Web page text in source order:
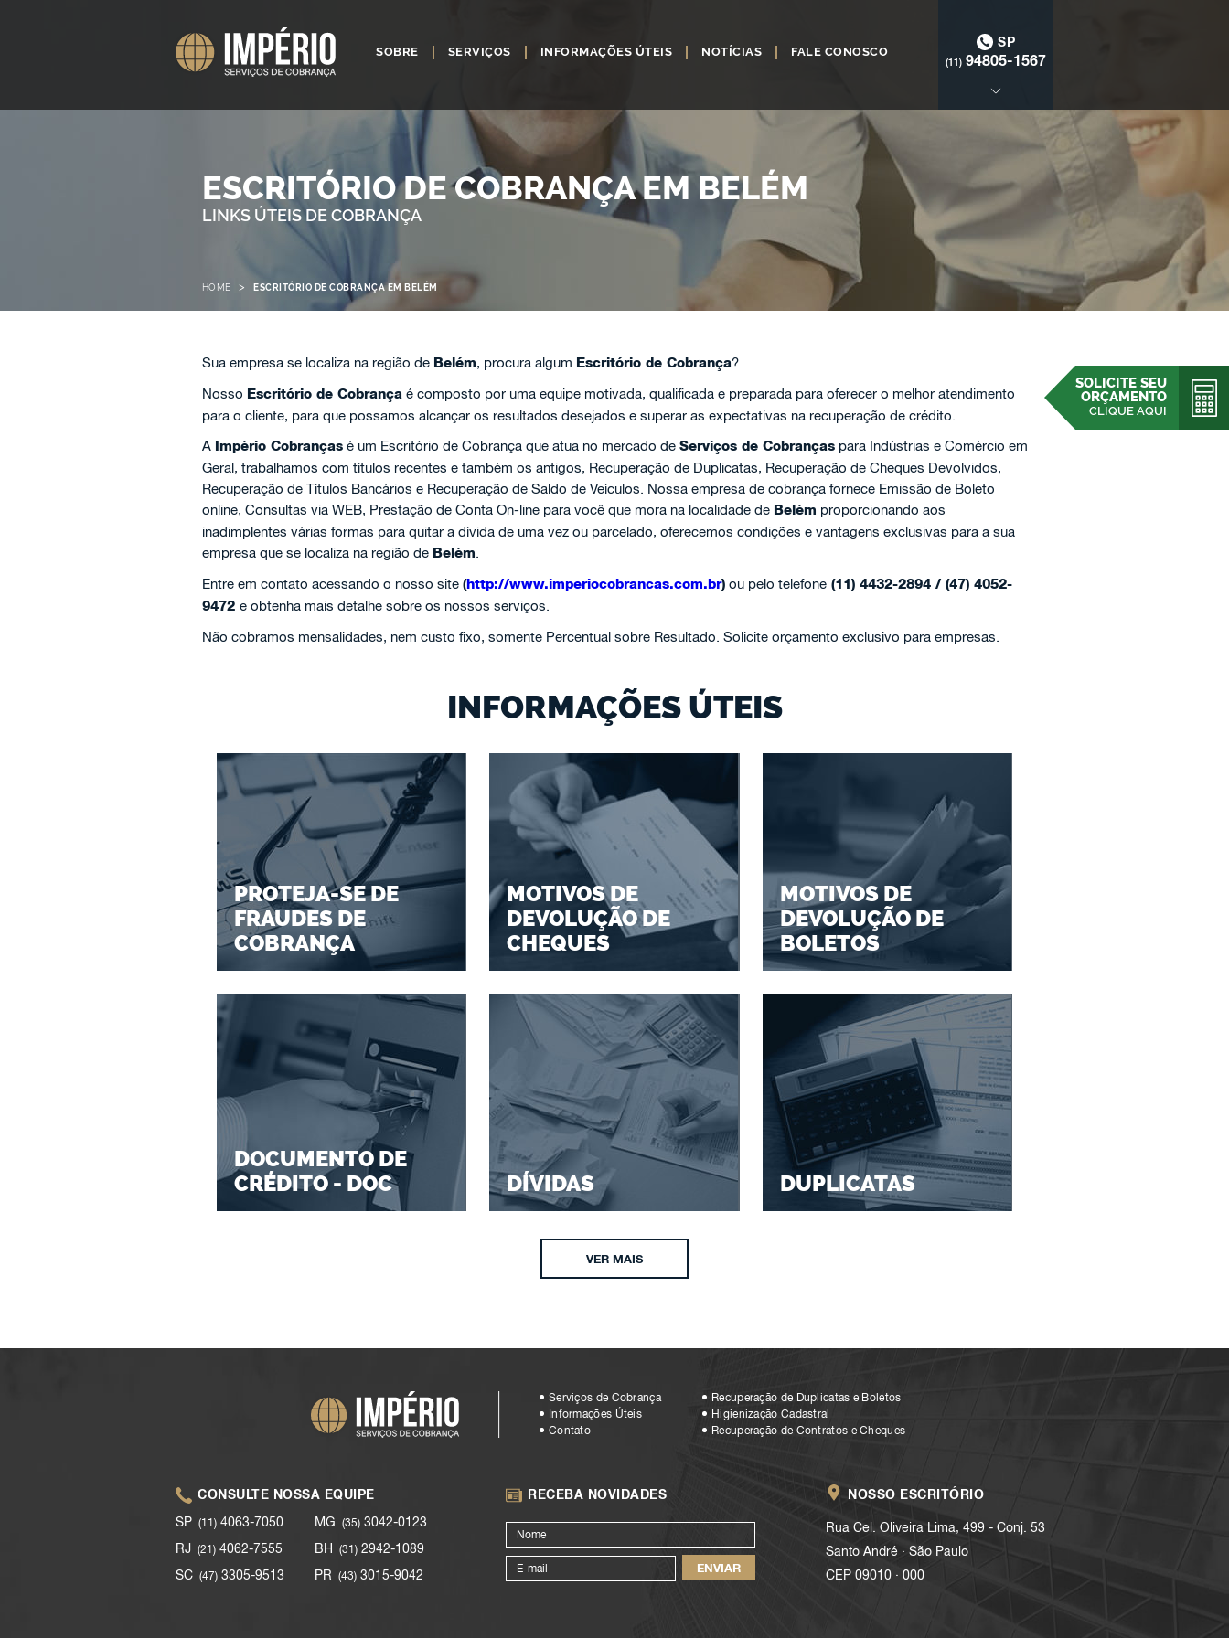
SOBRE SERVIÇOS INFORMAÇÕES ÚTEIS NOTÍCIAS FALE CONOSCO
SP
(11) 94805-1567
SOLICITE SEU
ORÇAMENTO
CLIQUE AQUI
ESCRITÓRIO DE COBRANÇA EM BELÉM
LINKS ÚTEIS DE COBRANÇA
HOME > ESCRITÓRIO DE COBRANÇA EM BELÉM
Sua empresa se localiza na região de Belém, procura algum Escritório de Cobrança?
Nosso Escritório de Cobrança é composto por uma equipe motivada, qualificada e preparada para oferecer o melhor atendimento
para o cliente, para que possamos alcançar os resultados desejados e superar as expectativas na recuperação de crédito.
A Império Cobrançasé um Escritório de Cobrança que atua no mercado de Serviços de Cobrançaspara Indústrias e Comércio em
Geral, trabalhamos com títulos recentes e também os antigos, Recuperação de Duplicatas, Recuperação de Cheques Devolvidos,
Recuperação de Títulos Bancários e Recuperação de Saldo de Veículos. Nossa empresa de cobrança fornece Emissão de Boleto
online, Consultas via WEB, Prestação de Conta On-line para você que mora na localidade de Belém proporcionando aos
inadimplentes várias formas para quitar a dívida de uma vez ou parcelado, oferecemos condições e vantagens exclusivas para a sua
empresa que se localiza na região de Belém.
Entre em contato acessando o nosso site (http://www.imperiocobrancas.com.br)ou pelo telefone(11) 4432-2894 / (47) 4052-
9472 e obtenha mais detalhe sobre os nossos serviços.
Não cobramos mensalidades, nem custo fixo, somente Percentual sobre Resultado. Solicite orçamento exclusivo para empresas.
INFORMAÇÕES ÚTEIS
PROTEJA-SE DE
FRAUDES DE
COBRANÇA
MOTIVOS DE
DEVOLUÇÃO DE
CHEQUES
MOTIVOS DE
DEVOLUÇÃO DE
BOLETOS
DOCUMENTO DE
CRÉDITO - DOC
DÍVIDAS DUPLICATAS
VER MAIS
Serviços de Cobrança
Informações Úteis
Contato
Recuperação de Duplicatas e Boletos
Higienização Cadastral
Recuperação de Contratos e Cheques
CONSULTE NOSSA EQUIPE
SP (11) 4063-7050
RJ (21) 4062-7555
SC (47) 3305-9513
MG (35) 3042-0123
BH (31) 2942-1089
PR (43) 3015-9042
RECEBA NOVIDADES NOSSO ESCRITÓRIO
Rua Cel. Oliveira Lima, 499 - Conj. 53
Santo André . São Paulo
CEP 09010 . 000